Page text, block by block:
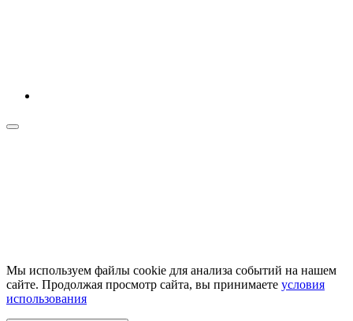
Мы используем файлы cookie для анализа событий на нашем
сайте. Продолжая просмотр сайта, вы принимаете условия
использования